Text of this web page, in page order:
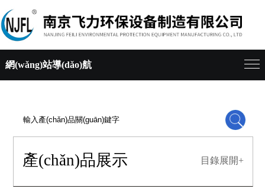
網(wǎng)站導(dǎo)航
產(chǎn)品展示 目錄展開+